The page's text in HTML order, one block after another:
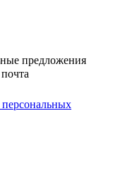
предложения
персональных